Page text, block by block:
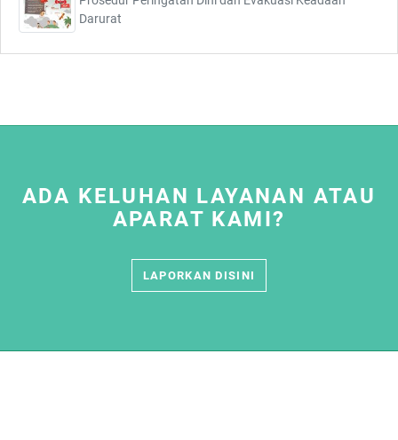
Darurat
ADA KELUHAN LAYANAN ATAU
APARAT KAMI?
LAPORKAN DISINI